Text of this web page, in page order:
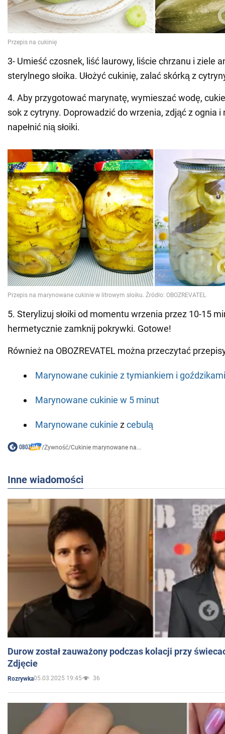
3- Umieść czosnek, liść laurowy, liście chrzanu i ziele
sterylnego słoika. Ułożyć cukinię, zalać skórką z
4. Aby przygotować marynatę, wymieszać wodę,
sok z cytryny. Doprowadzić do wrzenia, zdjąć z ognia
napełnić nią słoiki.
5. Sterylizuj słoiki od momentu wrzenia przez 10-15
hermetycznie zamknij pokrywki. Gotowe!
Również na OBOZREVATEL można przeczytać
Marynowane cukinie z tymiankiem i goździkami
Marynowane cukinie w 5 minut
Marynowane cukinie zcebulą
/Żywność/Cukinie marynowane na...
Inne wiadomości
Durow został zauważony podczas kolacji przy
Zdjęcie
Rozrywka05.03.2025 19:45 36